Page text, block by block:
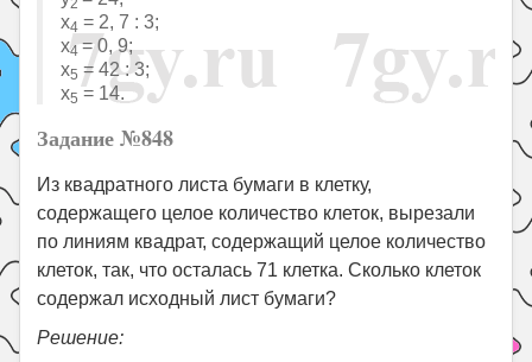
x4 = 2, 7 : 3;
x4= 0, 9;
x5 = 42 : 3;
x5 = 14.
Задание №848
Из квадратного листа бумаги в клетку,
содержащего целое количество клеток, вырезали
по линиям квадрат, содержащий целое количество
клеток, так, что осталась 71 клетка. Сколько клеток
содержал исходный лист бумаги?
Решение: